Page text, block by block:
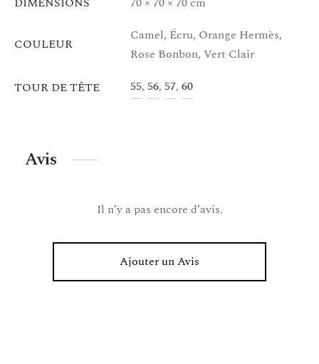
COULEUR
Camel, Écru, Orange Hermès,
Rose Bonbon, Vert Clair
TOUR DE TÊTE
55, 56, 57, 60
Avis
Il n’y a pas encore d’avis.
Ajouter un Avis